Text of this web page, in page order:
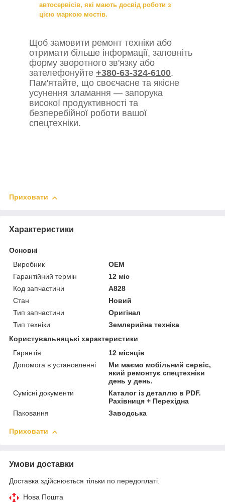
автосервісів, які мають досвід роботи з
цією маркою мостів.
Щоб замовити ремонт техніки або
отримати більше інформації, заповніть
форму зворотного зв'язку або
зателефонуйте +380-63-324-6100.
Пам'ятайте, що своєчасне та якісне
усунення зламання — запорука
високої продуктивності та
безперебійної роботи вашої
спецтехніки.
Приховати
Характеристики
Основні
Виробник
OEM
Гарантійний термін
12 міс
Код запчастини
A828
Стан
Новий
Тип запчастини
Оригінал
Тип техніки
Землерийна техніка
Користувальницькі характеристики
Гарантія
12 місяців
Допомога в установленні
Ми маємо мобільний сервіс,
який ремонтує спецтехніки
день у день.
Сумісні документи
Каталог із деталлю в PDF.
Рахівниця + Перехідна
Паковання
Заводська
Приховати
Умови доставки
Доставка здійснюється тільки по передоплаті.
Нова Пошта